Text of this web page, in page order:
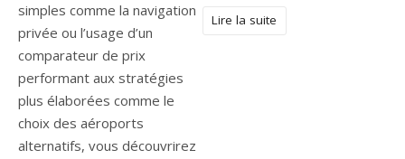
simples comme la navigation
privée ou l’usage d’un
comparateur de prix
performant aux stratégies
plus élaborées comme le
choix des aéroports
alternatifs, vous découvrirez
Lire la suite